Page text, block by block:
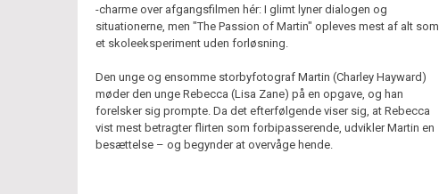
-charme over afgangsfilmen hér: I glimt lyner dialogen og
situationerne, men "The Passion of Martin" opleves mest af alt som
et skoleeksperiment uden forløsning.
Den unge og ensomme storbyfotograf Martin (Charley Hayward)
møder den unge Rebecca (Lisa Zane) på en opgave, og han
forelsker sig prompte. Da det efterfølgende viser sig, at Rebecca
vist mest betragter flirten som forbipasserende, udvikler Martin en
besættelse – og begynder at overvåge hende.